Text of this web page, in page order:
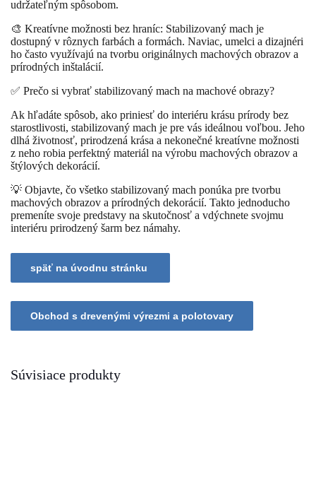
udržateľným spôsobom.
🎨 Kreatívne možnosti bez hraníc: Stabilizovaný mach je
dostupný v rôznych farbách a formách. Naviac, umelci a dizajnéri
ho často využívajú na tvorbu originálnych machových obrazov a
prírodných inštalácií.
✅ Prečo si vybrať stabilizovaný mach na machové obrazy?
Ak hľadáte spôsob, ako priniesť do interiéru krásu prírody bez
starostlivosti, stabilizovaný mach je pre vás ideálnou voľbou. Jeho
dlhá životnosť, prirodzená krása a nekonečné kreatívne možnosti
z neho robia perfektný materiál na výrobu machových obrazov a
štýlových dekorácií.
💡 Objavte, čo všetko stabilizovaný mach ponúka pre tvorbu
machových obrazov a prírodných dekorácií. Takto jednoducho
premeníte svoje predstavy na skutočnosť a vdýchnete svojmu
interiéru prirodzený šarm bez námahy.
Súvisiace produkty